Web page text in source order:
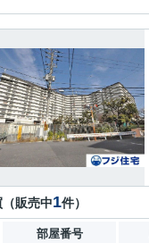
販売中1件）
部屋番号